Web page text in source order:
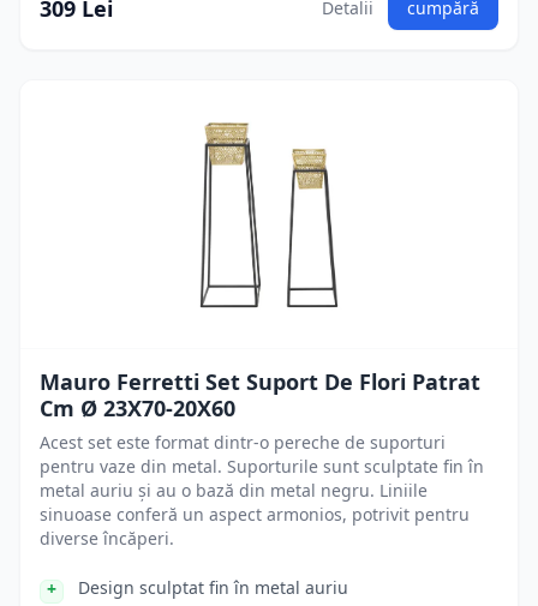
309 Lei Detalii cumpără
Mauro Ferretti Set Suport De Flori Patrat
Cm Ø 23X70-20X60
Acest set este format dintr-o pereche de suporturi
pentru vaze din metal. Suporturile sunt sculptate fin în
metal auriu și au o bază din metal negru. Liniile
sinuoase conferă un aspect armonios, potrivit pentru
diverse încăperi.
Design sculptat fin în metal auriu